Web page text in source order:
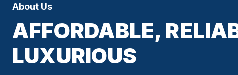
About Us
AFFORDABLE,
LUXURIOUS